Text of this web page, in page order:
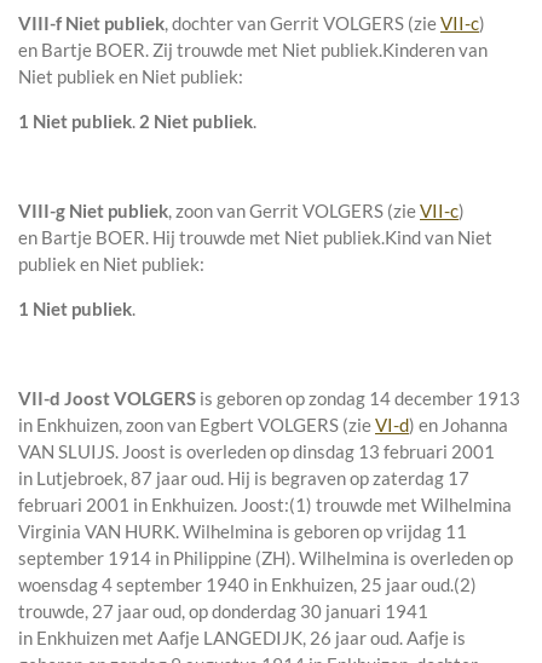
VIII-f Niet publiek, dochter vanGerrit VOLGERS (zieVII-c)
en Bartje BOER. Zij trouwde met Niet publiek.Kinderen van
Niet publiek en Niet publiek:
1 Niet publiek. 2 Niet publiek.
VIII-g Niet publiek, zoon vanGerrit VOLGERS (zieVII-c)
en Bartje BOER. Hij trouwde met Niet publiek.Kind van Niet
publiek en Niet publiek:
1 Niet publiek.
VII-d Joost VOLGERS is geboren op zondag 14 december 1913
in Enkhuizen, zoon van Egbert VOLGERS (zieVI-d) en Johanna
VAN SLUIJS. Joost is overleden op dinsdag 13 februari 2001
in Lutjebroek, 87 jaar oud. Hij is begraven op zaterdag 17
februari 2001 in Enkhuizen. Joost:(1) trouwde met Wilhelmina
Virginia VAN HURK. Wilhelmina is geboren op vrijdag 11
september 1914 in Philippine (ZH). Wilhelmina is overleden op
woensdag 4 september 1940 in Enkhuizen, 25 jaar oud.(2)
trouwde, 27 jaar oud, op donderdag 30 januari 1941
in Enkhuizen met Aafje LANGEDIJK, 26 jaar oud. Aafje is